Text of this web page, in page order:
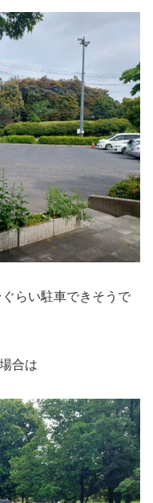
らい駐車できそうで
合は